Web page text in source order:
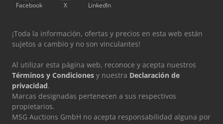
Facebook X LinkedIn
¡Toda la información, ofertas y precios en esta web están
sujetos a cambio y no son vinculantes!
Al utilizar esta página web, reconoce y acepta nuestros
Términos y Condiciones y nuestra Declaración de
privacidad.
Marcas designadas pertenecen a sus respectivos
propietarios.
MSG Auctions GmbH no acepta responsabilidad alguna por